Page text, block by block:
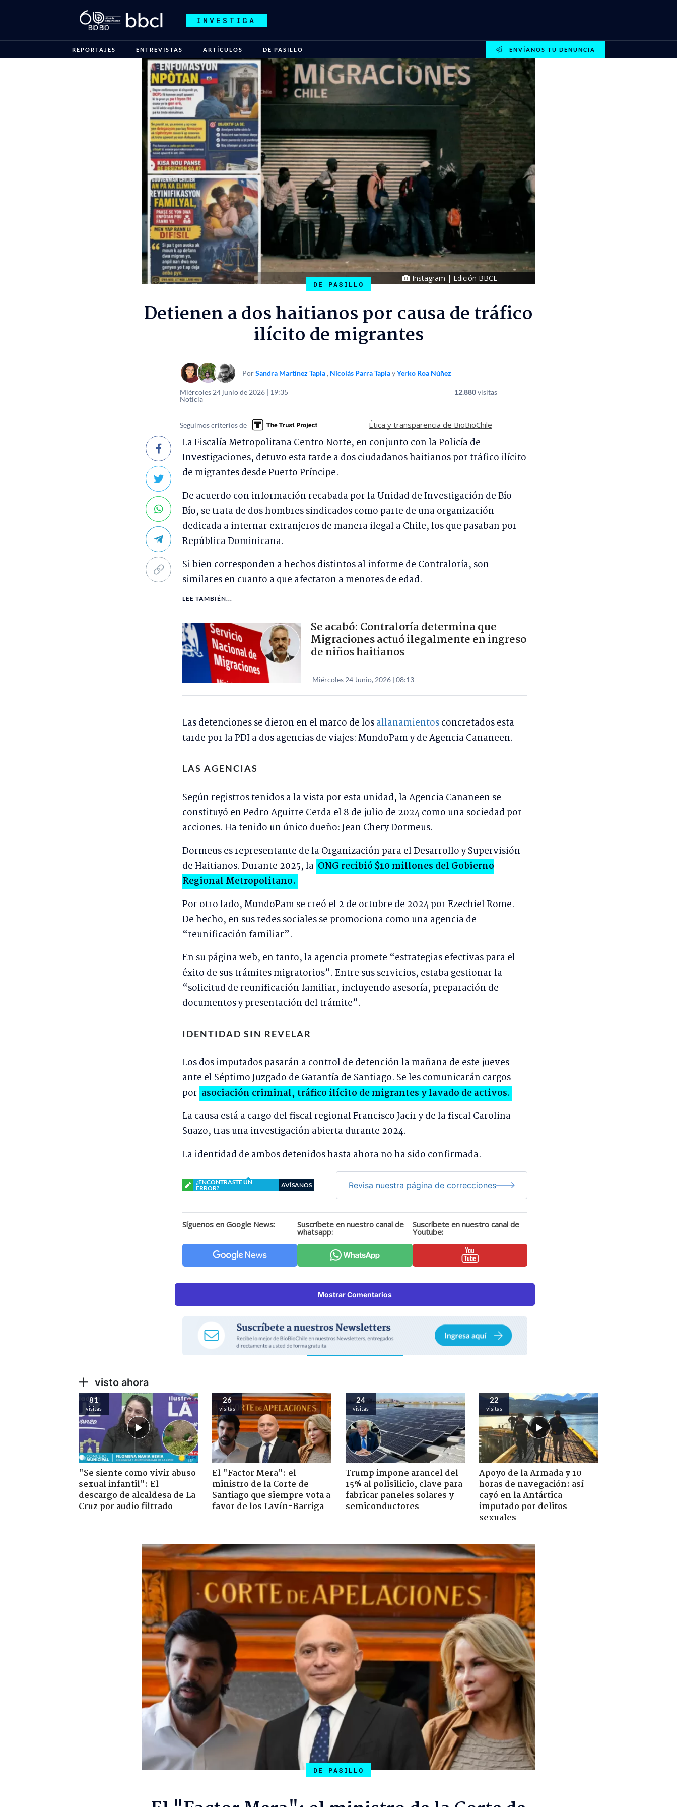
INVESTIGA
REPORTAJES ENTREVISTAS ARTÍCULOS DE PASILLO ENVÍANOS TU DENUNCIA
DE PASILLO
Instagram | Edición BBCL
Detienen a dos haitianos por causa de tráfico
ilícito de migrantes
PorSandra Martínez Tapia , Nicolás Parra TapiayYerko Roa Núñez
Miércoles 24 junio de 2026 | 19:35
Noticia
12.880visitas
Seguimos criterios de Ética y transparencia de BioBioChile
La Fiscalía Metropolitana Centro Norte, en conjunto con la Policía de
Investigaciones, detuvo esta tarde a dos ciudadanos haitianos por tráfico ilícito
de migrantes desde Puerto Príncipe.
De acuerdo con información recabada por la Unidad de Investigación de Bío
Bío, se trata de dos hombres sindicados como parte de una organización
dedicada a internar extranjeros de manera ilegal a Chile, los que pasaban por
República Dominicana.
Si bien corresponden a hechos distintos al informe de Contraloría, son
similares en cuanto a que afectaron a menores de edad.
LEE TAMBIÉN...
Se acabó: Contraloría determina que
Migraciones actuó ilegalmente en ingreso
de niños haitianos
Miércoles 24 Junio, 2026 | 08:13
Las detenciones se dieron en el marco de losallanamientosconcretados esta
tarde por la PDI a dos agencias de viajes: MundoPam y de Agencia Cananeen.
LAS AGENCIAS
Según registros tenidos a la vista por esta unidad, la Agencia Cananeen se
constituyó en Pedro Aguirre Cerda el 8 de julio de 2024 como una sociedad por
acciones. Ha tenido un único dueño: Jean Chery Dormeus.
Dormeus es representante de la Organización para el Desarrollo y Supervisión
de Haitianos. Durante 2025, la ONG recibió $10 millones del Gobierno
Regional Metropolitano.
Por otro lado, MundoPam se creó el 2 de octubre de 2024 por Ezechiel Rome.
De hecho, en sus redes sociales se promociona como una agencia de
“reunificación familiar”.
En su página web, en tanto, la agencia promete “estrategias efectivas para el
éxito de sus trámites migratorios”. Entre sus servicios, estaba gestionar la
“solicitud de reunificación familiar, incluyendo asesoría, preparación de
documentos y presentación del trámite”.
IDENTIDAD SIN REVELAR
Los dos imputados pasarán a control de detención la mañana de este jueves
ante el Séptimo Juzgado de Garantía de Santiago. Se les comunicarán cargos
por asociación criminal, tráfico ilícito de migrantes y lavado de activos.
La causa está a cargo del fiscal regional Francisco Jacir y de la fiscal Carolina
Suazo, tras una investigación abierta durante 2024.
La identidad de ambos detenidos hasta ahora no ha sido confirmada.
¿ENCONTRASTE UN
ERROR?
AVÍSANOS Revisa nuestra página de correcciones
Síguenos en Google News: Suscríbete en nuestro canal de
whatsapp:
Suscríbete en nuestro canal de
Youtube:
Mostrar Comentarios
visto ahora
81
visitas
"Se siente como vivir abuso
sexual infantil": El
descargo de alcaldesa de La
Cruz por audio filtrado
26
visitas
El "Factor Mera": el
ministro de la Corte de
Santiago que siempre vota a
favor de los Lavín-Barriga
24
visitas
Trump impone arancel del
15% al polisilicio, clave para
fabricar paneles solares y
semiconductores
22
visitas
Apoyo de la Armada y 10
horas de navegación: así
cayó en la Antártica
imputado por delitos
sexuales
DE PASILLO